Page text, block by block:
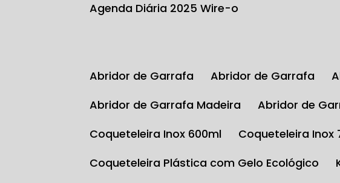
Agenda Diária 2025 Wire-o
Abridor de Garrafa Abridor de Garrafa
Abridor de Garrafa Madeira
Abridor de
Coqueteleira Inox 600ml
Coqueteleira Inox
Coqueteleira Plástica com Gelo Ecológico